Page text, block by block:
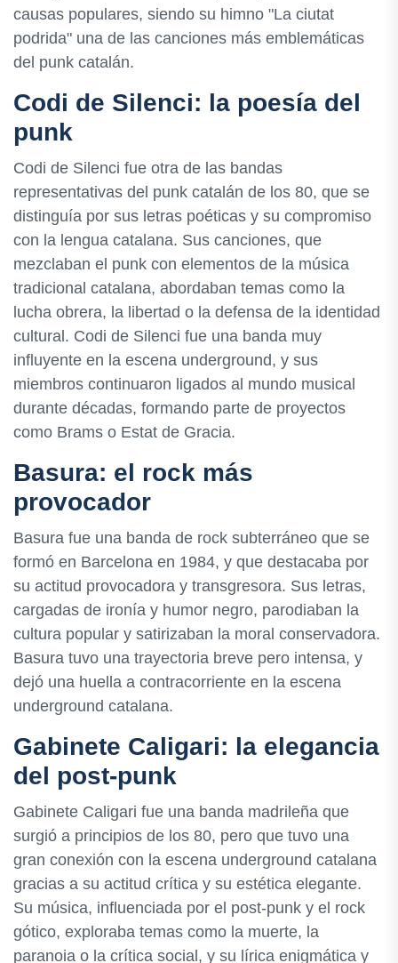
causas populares, siendo su himno "La ciutat
podrida" una de las canciones más emblemáticas
del punk catalán.
Codi de Silenci: la poesía del
punk
Codi de Silenci fue otra de las bandas
representativas del punk catalán de los 80, que se
distinguía por sus letras poéticas y su compromiso
con la lengua catalana. Sus canciones, que
mezclaban el punk con elementos de la música
tradicional catalana, abordaban temas como la
lucha obrera, la libertad o la defensa de la identidad
cultural. Codi de Silenci fue una banda muy
influyente en la escena underground, y sus
miembros continuaron ligados al mundo musical
durante décadas, formando parte de proyectos
como Brams o Estat de Gracia.
Basura: el rock más
provocador
Basura fue una banda de rock subterráneo que se
formó en Barcelona en 1984, y que destacaba por
su actitud provocadora y transgresora. Sus letras,
cargadas de ironía y humor negro, parodiaban la
cultura popular y satirizaban la moral conservadora.
Basura tuvo una trayectoria breve pero intensa, y
dejó una huella a contracorriente en la escena
underground catalana.
Gabinete Caligari: la elegancia
del post-punk
Gabinete Caligari fue una banda madrileña que
surgió a principios de los 80, pero que tuvo una
gran conexión con la escena underground catalana
gracias a su actitud crítica y su estética elegante.
Su música, influenciada por el post-punk y el rock
gótico, exploraba temas como la muerte, la
paranoia o la crítica social, y su lírica enigmática y